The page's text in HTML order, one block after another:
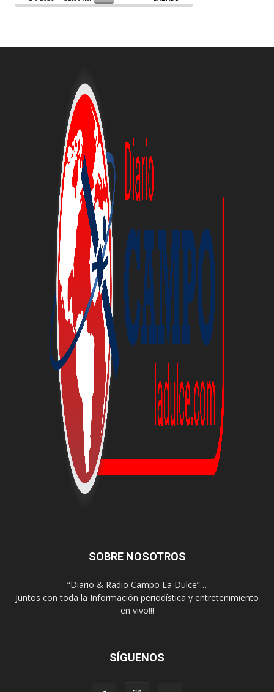
SOBRE NOSOTROS
“Diario & Radio Campo La Dulce”…
Juntos con toda la Información periodística y entretenimiento
en vivo!!!
SÍGUENOS